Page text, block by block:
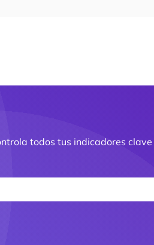
todos tus indicadores